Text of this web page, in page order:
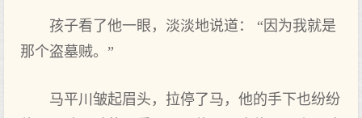
孩子看了他一眼，淡淡地说道： “因为我就是
那个盗墓贼。”
马平川皱起眉头，拉停了马，他的手下也纷纷